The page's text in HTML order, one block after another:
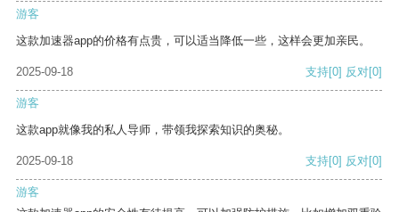
游客
这款加速器app的价格有点贵，可以适当降低一些，这样会更加亲民。
2025-09-18 支持[0] 反对[0]
游客
这款app就像我的私人导师，带领我探索知识的奥秘。
2025-09-18 支持[0] 反对[0]
游客